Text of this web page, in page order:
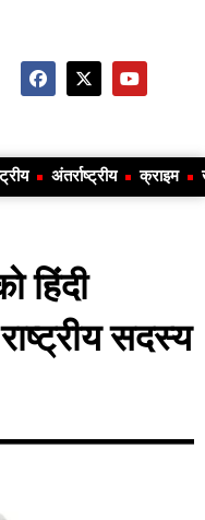
अंतर्राष्ट्रीय क्राइम
हिंदी
सदस्य